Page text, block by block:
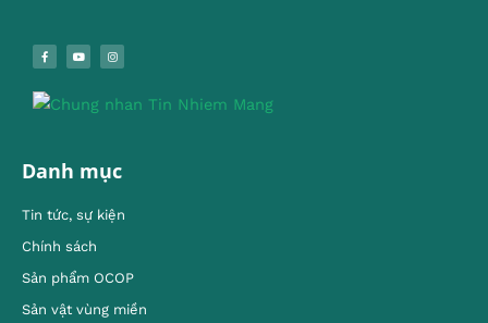
Danh mục
Tin tức, sự kiện
Chính sách
Sản phẩm OCOP
Sản vật vùng miền